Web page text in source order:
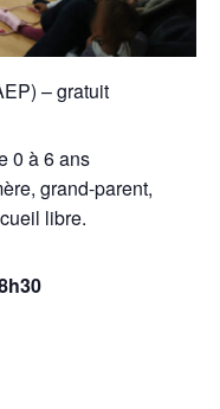
– gratuit
0 à 6 ans
grand-parent,
libre.